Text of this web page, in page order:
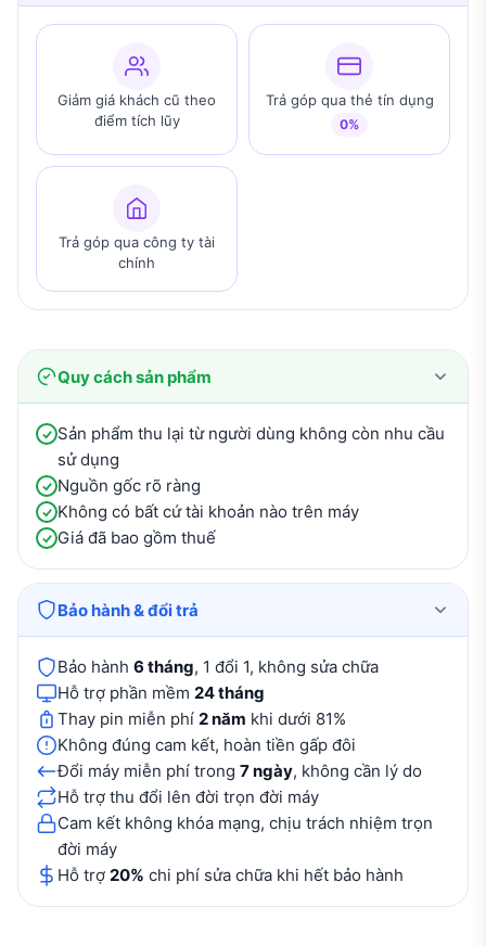
Giảm giá khách cũ theo
điểm tích lũy
Trả góp qua thẻ tín dụng
0%
Trả góp qua công ty tài
chính
Quy cách sản phẩm
Sản phẩm thu lại từ người dùng không còn nhu cầu
sử dụng
Nguồn gốc rõ ràng
Không có bất cứ tài khoản nào trên máy
Giá đã bao gồm thuế
Bảo hành & đổi trả
Bảo hành 6 tháng, 1 đổi 1, không sửa chữa
Hỗ trợ phần mềm 24 tháng
Thay pin miễn phí 2 năm khi dưới 81%
Không đúng cam kết, hoàn tiền gấp đôi
Đổi máy miễn phí trong 7 ngày, không cần lý do
Hỗ trợ thu đổi lên đời trọn đời máy
Cam kết không khóa mạng, chịu trách nhiệm trọn
đời máy
Hỗ trợ 20% chi phí sửa chữa khi hết bảo hành